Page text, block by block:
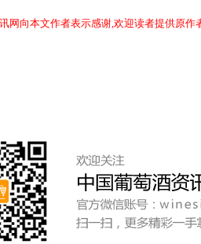
网向本文作者表示感谢,欢迎读者提供原作